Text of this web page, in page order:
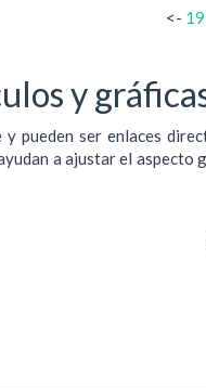
<-
y
y pueden ser enlaces
a ajustar el